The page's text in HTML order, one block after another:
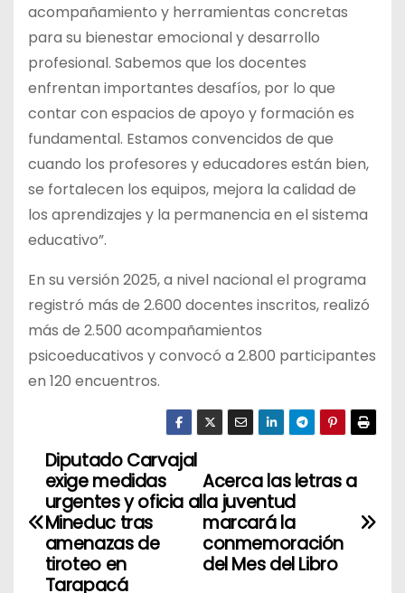
acompañamiento y herramientas concretas
para su bienestar emocional y desarrollo
profesional. Sabemos que los docentes
enfrentan importantes desafíos, por lo que
contar con espacios de apoyo y formación es
fundamental. Estamos convencidos de que
cuando los profesores y educadores están bien,
se fortalecen los equipos, mejora la calidad de
los aprendizajes y la permanencia en el sistema
educativo”.
En su versión 2025, a nivel nacional el programa
registró más de 2.600 docentes inscritos, realizó
más de 2.500 acompañamientos
psicoeducativos y convocó a 2.800 participantes
en 120 encuentros.
N
a
Acerca las letras a
la juventud
marcará la
conmemoración
del Mes del Libro
Diputado Carvajal
exige medidas
urgentes y oficia al
Mineduc tras
amenazas de
tiroteo en
Tarapacá